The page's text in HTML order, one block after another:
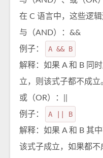
在 C 语言中，这些逻
与（AND）：&&
例子：
A && B
解释：如果 A 和 B 同
立，则该式子都不成立
或（OR）：||
例子：
A || B
解释：如果 A 和 B 其
该式子成立，如果都不